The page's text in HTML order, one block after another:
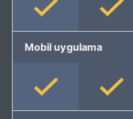
Mobil uygulama